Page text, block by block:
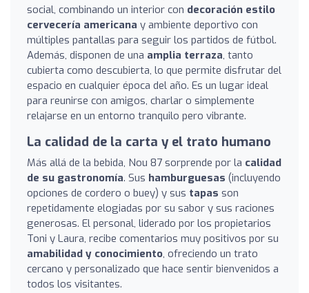
social, combinando un interior con decoración estilo
cervecería americana y ambiente deportivo con
múltiples pantallas para seguir los partidos de fútbol.
Además, disponen de una amplia terraza, tanto
cubierta como descubierta, lo que permite disfrutar del
espacio en cualquier época del año. Es un lugar ideal
para reunirse con amigos, charlar o simplemente
relajarse en un entorno tranquilo pero vibrante.
La calidad de la carta y el trato humano
Más allá de la bebida, Nou 87 sorprende por la calidad
de su gastronomía. Sus hamburguesas (incluyendo
opciones de cordero o buey) y sus tapas son
repetidamente elogiadas por su sabor y sus raciones
generosas. El personal, liderado por los propietarios
Toni y Laura, recibe comentarios muy positivos por su
amabilidad y conocimiento, ofreciendo un trato
cercano y personalizado que hace sentir bienvenidos a
todos los visitantes.